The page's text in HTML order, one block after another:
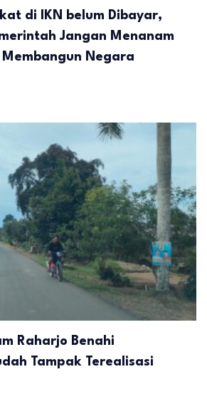
di IKN belum Dibayar,
Jangan Menanam
Negara
Raharjo Benahi
Tampak Terealisasi